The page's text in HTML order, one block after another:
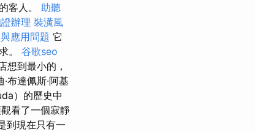
客人。 助聽
辦理 裝潢風
應用問題 它
。 谷歌seo
想到最小的，
·布達佩斯·阿基
）的歷史中
看了一個寂靜
到現在只有一